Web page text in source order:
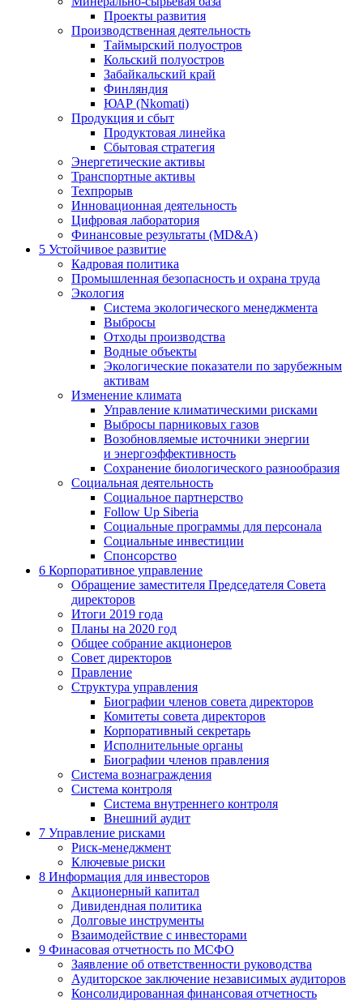
Проекты развития
Производственная деятельность
Таймырский полуостров
Кольский полуостров
Забайкальский край
Финляндия
ЮАР (Nkomati)
Продукция и сбыт
Продуктовая линейка
Сбытовая стратегия
Энергетические активы
Транспортные активы
Техпрорыв
Инновационная деятельность
Цифровая лаборатория
Финансовые результаты (MD&A)
5 Устойчивое развитие
Кадровая политика
Промышленная безопасность и охрана труда
Экология
Система экологического менеджмента
Выбросы
Отходы производства
Водные объекты
Экологические показатели по зарубежным
активам
Изменение климата
Управление климатическими рисками
Выбросы парниковых газов
Возобновляемые источники энергии
и энергоэффективность
Сохранение биологического разнообразия
Социальная деятельность
Социальное партнерство
Follow Up Siberia
Социальные программы для персонала
Социальные инвестиции
Спонсорство
6 Корпоративное управление
Обращение заместителя Председателя Совета
директоров
Итоги 2019 года
Планы на 2020 год
Общее собрание акционеров
Совет директоров
Правление
Структура управления
Биографии членов совета директоров
Комитеты совета директоров
Корпоративный секретарь
Исполнительные органы
Биографии членов правления
Система вознаграждения
Система контроля
Система внутреннего контроля
Внешний аудит
7 Управление рисками
Риск-менеджмент
Ключевые риски
8 Информация для инвесторов
Акционерный капитал
Дивидендная политика
Долговые инструменты
Взаимодействие с инвеcторами
9 Финасовая отчетность по МСФО
Заявление об ответственности руководства
Аудиторское заключение независимых аудиторов
Консолидированная финансовая отчетность